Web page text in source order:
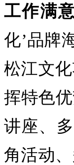
工作满
化’品牌
松江文化
挥特色
讲座、
角活动